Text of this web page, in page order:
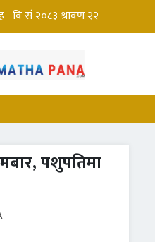
पशुपतिमा